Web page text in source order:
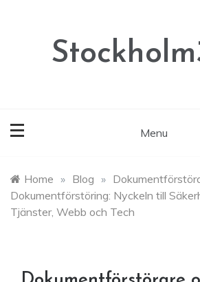
Menu
Home » Blog »
Dokumentförstöring: Nyckeln till
Tjänster, Webb och Tech